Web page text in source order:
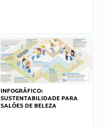
INFOGRÁFICO:
SUSTENTABILIDADE PARA
SALÕES DE BELEZA